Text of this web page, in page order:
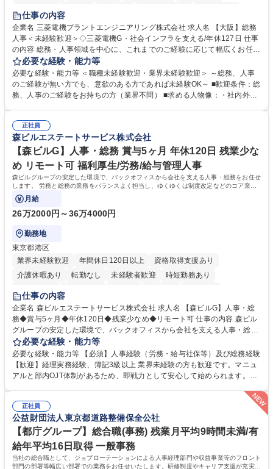
退職金あり
駅近5分以内
土日祝休み 服装自由 寮・社宅あり 食事補助あり
仕事の内容
企業名 三菱電機プラントエンジニアリング株式会社 求人名 【大阪】総務
人事＜未経験歓迎＞◇三菱電機G・社会インフラを支える/年休127日 仕事
の内容 総務・人事領域を中心に、これまでのご経験に応じて幅広くお任せ
します。 ＜具体的には＞ ・総務/人事労務（給与・社保・勤怠管理など）
・採用・教育研修 ・福利厚生運用 など ※基本的には事務所勤務ですが、
採用や教育等の業務内容により、関西圏以外への日帰り・宿泊を伴う国内
出張もございます。 ※担当業務を持ちつつ、お互いに助け合いながら、総
必要な経験・能力等
必要な経験・能力等 ＜職種未経験歓迎・業界未経験歓迎＞ ～総務、人事
のご経験が無い方でも、意欲のある方であれば未経験OK～ ■歓迎条件：総
務、人事のご経験をお持ちの方（業界不問） ■求める人物像：・社内外の
正社員
森ビルエステートサービス株式会社
【森ビルG】人事・総務 賞与5ヶ月 年休120日 残業少な
め リモート可 福利厚生/労務/給与管理人事
森ビルグループの安定した環境で、バックオフィスから会社を支える人事・総務をお任せ
します。 労務と総務の業務をバランスよく担当し、ゆくゆくは制度改定などのコア業務
にも挑戦できる、やりがいある環境です。
月給
26万2000円～36万4000円
勤務地
東京都港区
業界未経験歓迎
年間休日120日以上
資格取得支援あり
介護休暇あり
転勤なし 未経験者歓迎
時短勤務あり
経験者歓迎
完全週休2日制
交通費支給 長期歓迎 駅近5分以内 土日祝休み
仕事の内容
企業名 森ビルエステートサービス株式会社 求人名 【森ビルG】人事・総
務◆賞与5ヶ月◆年休120日◆残業少なめ◆リモート可 仕事の内容 森ビル
グループの安定した環境で、バックオフィスから会社を支える人事・総務
をお任せします。 労務と総務の業務をバランスよく担当し、ゆくゆくは制
度改定などのコア業務にも挑戦できる、やりがいある環境です。 ■勤怠管
理、給与計算、社会保険手続き、年末調整等の労務管理全般 ■入退社手続
き、社内規定の改定や人事制度改定などのコア業務 ■社内イベントの企画
は部内のOJTを中心に、あなたの経験に合わせて不足している部分はいつ
でも質問・相談できる環境が整っているため、安心して成長できます。 募
集職種 【森ビルG】人事・総務◆賞与5ヶ月◆年休120日◆残業少なめ◆
リモート可
必要な経験・能力等
必要な経験・能力等 【必須】人事経験（労務・給与社保等）及び総務経験
【歓迎】経理実務経験、簿記3級以上 業界未経験の方も歓迎です。マニュ
アルと部内OJT体制があるため、即戦力として安心して始められます。
ます。定型業務に留まらず、社内規定や人事制度の改定など会社のコア業
務に挑戦できるため、自身の成長と組織への貢献度をダイレクトに実感で
きます。 残業少なめ、週1日リモート可など、ワークライフバランスを保
ち長期活躍できる環境です。 「これまでの幅広い経験を活かし、長期的な
キャリアを築きたい」という前向きな意欲と挑戦を全力で応援します。 学
歴・資格 学歴：大学院 大学 高専 短大 専修学校 高校 語学力： 資格：日商
簿記検定1級 日商簿記検定2級 日商簿記検定3級
正社員
公益財団法人東京都道路整備保全公社
【都庁グループ】総合職(事務) 残業月平均9時間未満/有
給年平均16日取得 一般事務
当社の総合職として、ジョブローテーションによる人事経理部門や収益事業等のフロント
部門の部署等幅広い部署での業務をお任せいたします。研修制度やキャリア支援が充実し